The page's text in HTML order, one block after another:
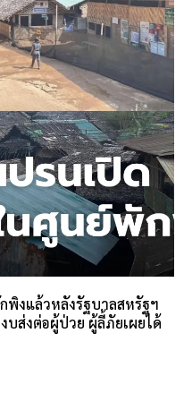
พิงแล้วหลังรัฐบาลสหรัฐฯ
ส่งต่อผู้ป่วย ผู้ลี้ภัยเผยได้